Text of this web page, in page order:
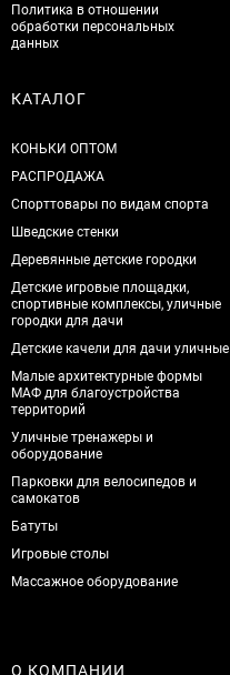
Политика в отношении
обработки персональных
данных
КАТАЛОГ
КОНЬКИ ОПТОМ
РАСПРОДАЖА
Спорттовары по видам спорта
Шведские стенки
Деревянные детские городки
Детские игровые площадки,
спортивные комплексы, уличные
городки для дачи
Детские качели для дачи уличные
Малые архитектурные формы
МАФ для благоустройства
территорий
Уличные тренажеры и
оборудование
Парковки для велосипедов и
самокатов
Батуты
Игровые столы
Массажное оборудование
О КОМПАНИИ